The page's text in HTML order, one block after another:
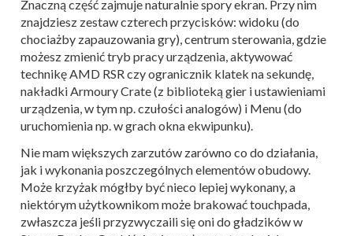
Znaczną część zajmuje naturalnie spory ekran. Przy nim
znajdziesz zestaw czterech przycisków: widoku (do
chociażby zapauzowania gry), centrum sterowania, gdzie
możesz zmienić tryb pracy urządzenia, aktywować
technikę AMD RSR czy ogranicznik klatek na sekundę,
nakładki Armoury Crate (z biblioteką gier i ustawieniami
urządzenia, w tym np. czułości analogów) i Menu (do
uruchomienia np. w grach okna ekwipunku).
Nie mam większych zarzutów zarówno co do działania,
jak i wykonania poszczególnych elementów obudowy.
Może krzyżak mógłby być nieco lepiej wykonany, a
niektórym użytkownikom może brakować touchpada,
zwłaszcza jeśli przyzwyczaili się oni do gładzików w